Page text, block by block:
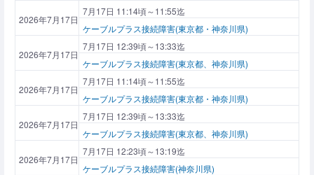
2026年7月17日
7月17日 11:14頃～11:55迄
ケーブルプラス接続障害(東京都・神奈川県)
2026年7月17日
7月17日 12:39頃～13:33迄
ケーブルプラス接続障害(東京都、神奈川県)
2026年7月17日
7月17日 11:14頃～11:55迄
ケーブルプラス接続障害(東京都・神奈川県)
2026年7月17日
7月17日 12:39頃～13:33迄
ケーブルプラス接続障害(東京都、神奈川県)
2026年7月17日
7月17日 12:23頃～13:19迄
ケーブルプラス接続障害(神奈川県)